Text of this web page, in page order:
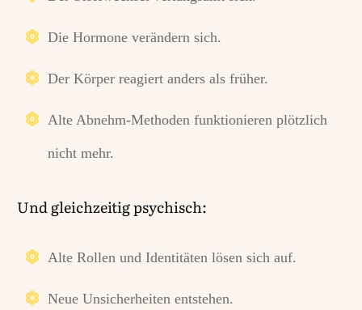
Die Hormone verändern sich.
Der Körper reagiert anders als früher.
Alte Abnehm-Methoden funktionieren plötzlich
nicht mehr.
Und gleichzeitig psychisch:
Alte Rollen und Identitäten lösen sich auf.
Neue Unsicherheiten entstehen.